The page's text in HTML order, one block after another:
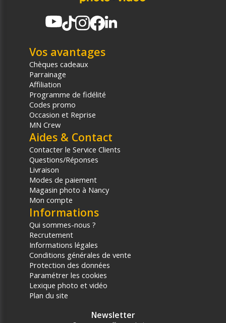
Vos avantages
Chèques cadeaux
Parrainage
Affiliation
Programme de fidélité
Codes promo
Occasion et Reprise
MN Crew
Aides & Contact
Contacter le Service Clients
Questions/Réponses
Livraison
Modes de paiement
Magasin photo à Nancy
Mon compte
Informations
Qui sommes-nous ?
Recrutement
Informations légales
Conditions générales de vente
Protection des données
Paramétrer les cookies
Lexique photo et vidéo
Plan du site
Newsletter